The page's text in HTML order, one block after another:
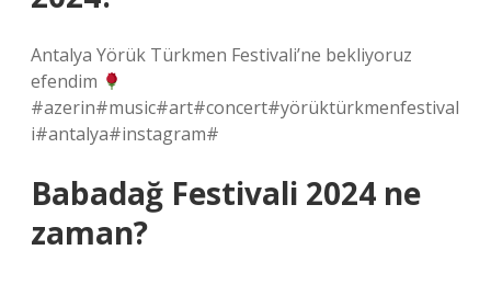
Antalya Yörük Türkmen Festivali’ne bekliyoruz
efendim
#azerin#music#art#concert#yörüktürkmenfestival
i#antalya#instagram#
Babadağ Festivali 2024 ne
zaman?